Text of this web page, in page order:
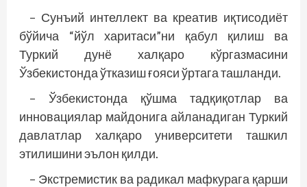
– Сунъий интеллект ва креатив иқтисодиёт
бўйича “йўл харитаси”ни қабул қилиш ва
Туркий дунё халқаро кўргазмасини
Ўзбекистонда ўтказиш ғояси ўртага ташланди.
– Ўзбекистонда қўшма тадқиқотлар ва
инновациялар майдонига айланадиган Туркий
давлатлар халқаро университети ташкил
этилишини эълон қилди.
– Экстремистик ва радикал мафкурага қарши